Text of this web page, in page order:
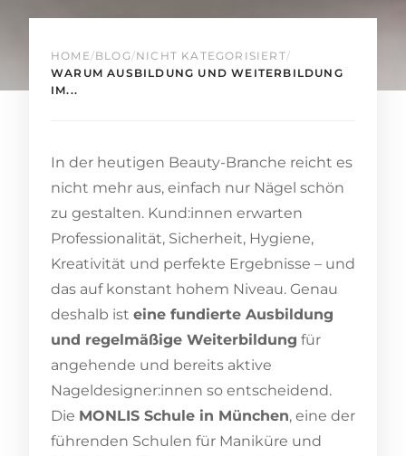
HOME /BLOG /NICHT KATEGORISIERT/
WARUM AUSBILDUNG UND WEITERBILDUNG
IM...
In der heutigen Beauty-Branche reicht es
nicht mehr aus, einfach nur Nägel schön
zu gestalten. Kund:innen erwarten
Professionalität, Sicherheit, Hygiene,
Kreativität und perfekte Ergebnisse – und
das auf konstant hohem Niveau. Genau
deshalb ist eine fundierte Ausbildung
und regelmäßige Weiterbildung für
angehende und bereits aktive
Nageldesigner:innen so entscheidend.
Die MONLIS Schule in München, eine der
führenden Schulen für Maniküre und